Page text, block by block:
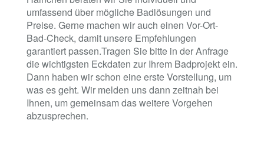
umfassend über mögliche Badlösungen und
Preise. Gerne machen wir auch einen Vor-Ort-
Bad-Check, damit unsere Empfehlungen
garantiert passen.Tragen Sie bitte in der Anfrage
die wichtigsten Eckdaten zur Ihrem Badprojekt ein.
Dann haben wir schon eine erste Vorstellung, um
was es geht. Wir melden uns dann zeitnah bei
Ihnen, um gemeinsam das weitere Vorgehen
abzusprechen.